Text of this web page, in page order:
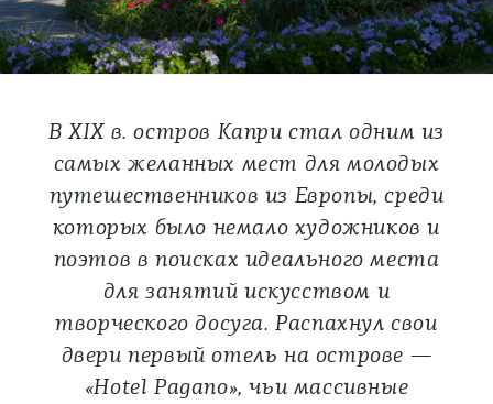
В XIX в. остров Капри стал одним из
самых желанных мест для молодых
путешественников из Европы, среди
которых было немало художников и
поэтов в поисках идеального места
для занятий искусством и
творческого досуга. Распахнул свои
двери первый отель на острове —
«Hotel Pagano», чьи массивные